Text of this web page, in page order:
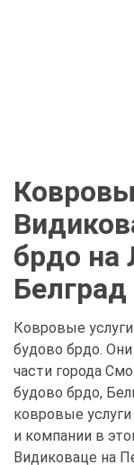
брдо на
Белград
Ковровые
будово брдо.
части города
будово брдо,
ковровые
и компании в
Видиковаце на